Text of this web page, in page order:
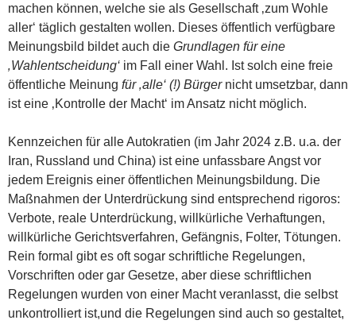
machen können, welche sie als Gesellschaft ‚zum Wohle
aller‘ täglich gestalten wollen. Dieses öffentlich verfügbare
Meinungsbild bildet auch die Grundlagen für eine
‚Wahlentscheidung‘ im Fall einer Wahl. Ist solch eine freie
öffentliche Meinung für ‚alle‘ (!) Bürger nicht umsetzbar, dann
ist eine ‚Kontrolle der Macht‘ im Ansatz nicht möglich.
Kennzeichen für alle Autokratien (im Jahr 2024 z.B. u.a. der
Iran, Russland und China) ist eine unfassbare Angst vor
jedem Ereignis einer öffentlichen Meinungsbildung. Die
Maßnahmen der Unterdrückung sind entsprechend rigoros:
Verbote, reale Unterdrückung, willkürliche Verhaftungen,
willkürliche Gerichtsverfahren, Gefängnis, Folter, Tötungen.
Rein formal gibt es oft sogar schriftliche Regelungen,
Vorschriften oder gar Gesetze, aber diese schriftlichen
Regelungen wurden von einer Macht veranlasst, die selbst
unkontrolliert ist,und die Regelungen sind auch so gestaltet,